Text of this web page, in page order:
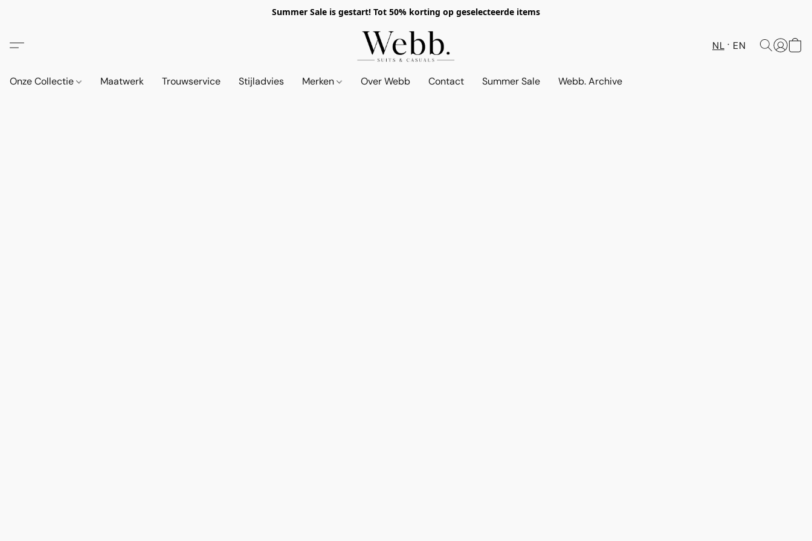
Summer Sale is gestart! Tot 50% korting op geselecteerde items
NL EN
Onze Collectie Maatwerk Trouwservice Stijladvies Merken Over Webb Contact Summer Sale Webb. Archive